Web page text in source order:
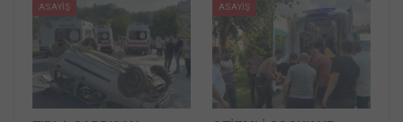
ASAYİŞ ASAYİŞ